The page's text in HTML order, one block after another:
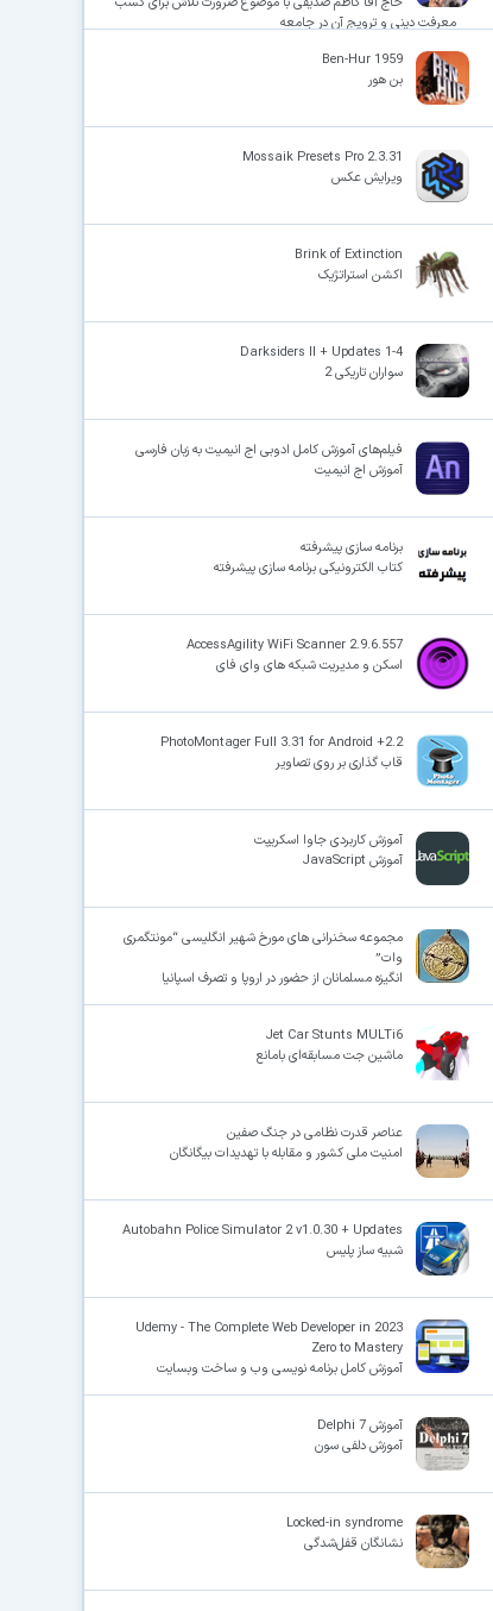
معرفت دینی و ترویج آن در جامعه
Ben-Hur 1959
بن هور
Mossaik Presets Pro 2.3.31
ویرایش عکس
Brink of Extinction
اکشن استراتژیک
Darksiders II + Updates 1-4
سواران تاریکی 2
فیلم‌های آموزش کامل ادوبی اج انیمیت به زبان فارسی
آموزش اج انیمیت
برنامه سازی پیشرفته
کتاب الکترونیکی برنامه سازی پیشرفته
AccessAgility WiFi Scanner 2.9.6.557
اسکن و مدیریت شبکه های وای فای
PhotoMontager Full 3.31 for Android +2.2
قاب گذاری بر روی تصاویر
آموزش کاربردی جاوا اسکریپت
آموزش JavaScript
مجموعه سخنرانی های مورخ شهیر انگلیسی “مونتگمری
وات”
انگیزه مسلمانان از حضور در اروپا و تصرف اسپانیا
Jet Car Stunts MULTi6
ماشین جت مسابقه‌ای بامانع
عناصر قدرت نظامی در جنگ صفین
امنیت ملی کشور و مقابله با تهدیدات بیگانگان
Autobahn Police Simulator 2 v1.0.30 + Updates
شبیه ساز پلیس
Udemy - The Complete Web Developer in 2023
Zero to Mastery
آموزش کامل برنامه نویسی وب و ساخت وبسایت
آموزش Delphi 7
آموزش دلفی سون
Locked-in syndrome
نشانگان قفل‌شدگی